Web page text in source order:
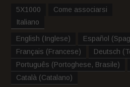
5X1000
Come associarsi
Italiano
English (Inglese) Español (
Français (Francese) Deutsch (
Português (Portoghese, Brasile)
Català (Catalano)